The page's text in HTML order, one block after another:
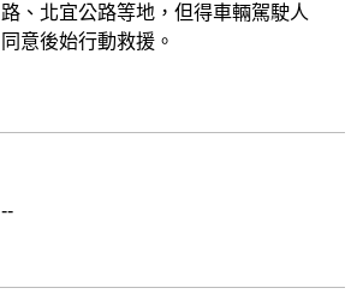
路、北宜公路等地，但得車輛駕駛人
同意後始行動救援。
--